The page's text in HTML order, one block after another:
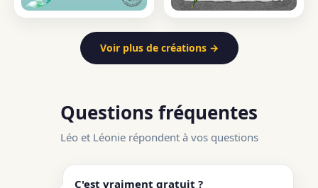
Voir plus de créations →
Questions fréquentes
Léo et Léonie répondent à vos questions
C'est vraiment gratuit ?